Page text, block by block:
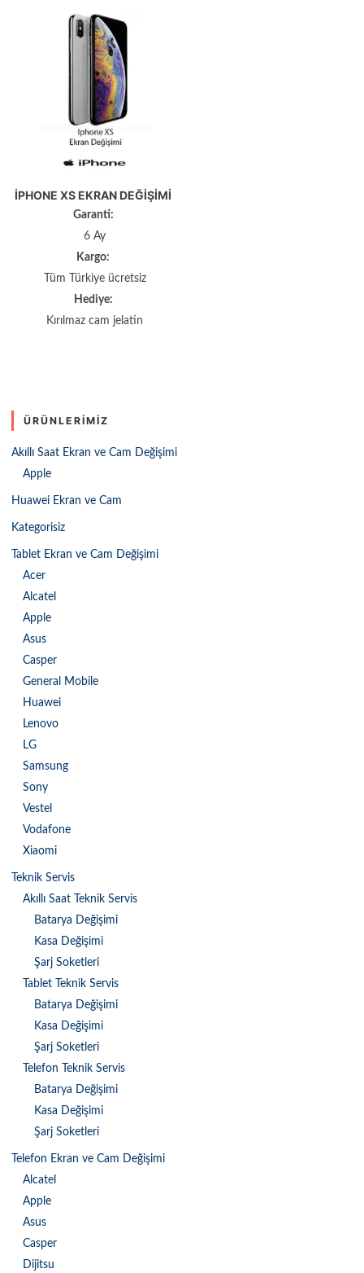
IPHONE XS EKRAN DEĞIŞIMI
Garanti:
6 Ay
Kargo:
Tüm Türkiye ücretsiz
Hediye:
Kırılmaz cam jelatin
ÜRÜNLERIMIZ
Akıllı Saat Ekran ve Cam Değişimi
Apple
Huawei Ekran ve Cam
Kategorisiz
Tablet Ekran ve Cam Değişimi
Acer
Alcatel
Apple
Asus
Casper
General Mobile
Huawei
Lenovo
LG
Samsung
Sony
Vestel
Vodafone
Xiaomi
Teknik Servis
Akıllı Saat Teknik Servis
Batarya Değişimi
Kasa Değişimi
Şarj Soketleri
Tablet Teknik Servis
Batarya Değişimi
Kasa Değişimi
Şarj Soketleri
Telefon Teknik Servis
Batarya Değişimi
Kasa Değişimi
Şarj Soketleri
Telefon Ekran ve Cam Değişimi
Alcatel
Apple
Asus
Casper
Dijitsu